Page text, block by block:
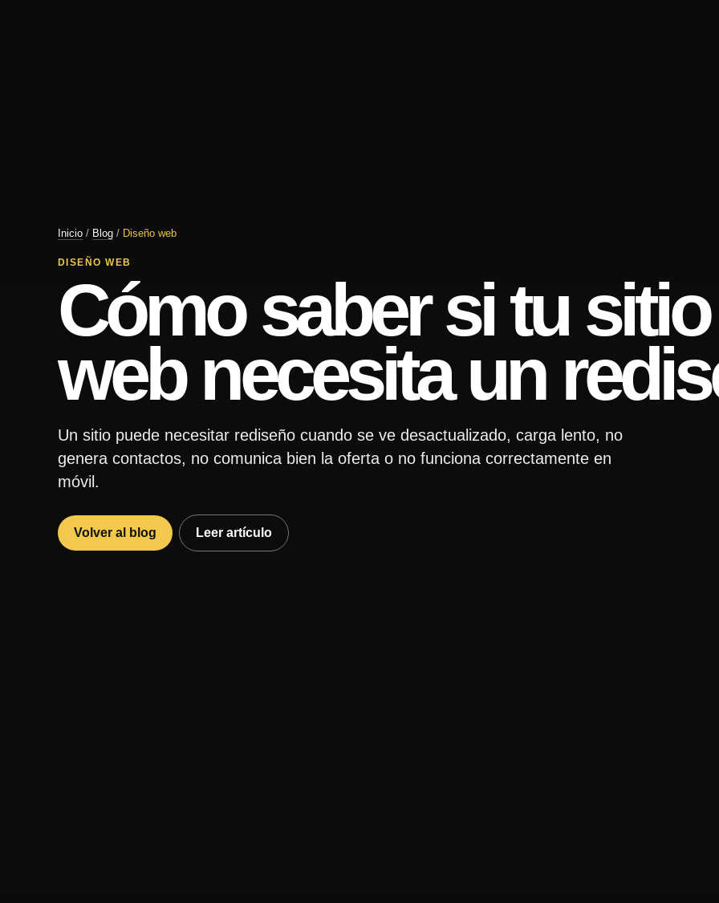
Inicio / Blog / Diseño web
DISEÑO WEB
Cómo saber si tu sitio
web necesita un
Un sitio puede necesitar rediseño cuando se ve desactualizado, carga lento, no
genera contactos, no comunica bien la oferta o no funciona correctamente en
móvil.
Volver al blog Leer artículo